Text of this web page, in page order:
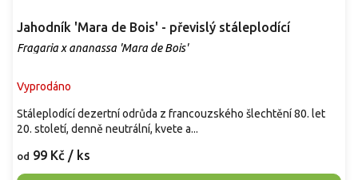
Jahodník 'Mara de Bois' - převislý stáleplodící
Fragaria x ananassa 'Mara de Bois'
Vyprodáno
od 99 Kč / ks
Stáleplodící dezertní odrůda z francouzského šlechtění 80. let
20. století, denně neutrální, kvete a...